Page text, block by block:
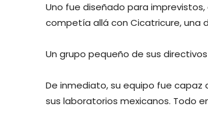
Uno fue diseñado para
competía allá con Cicatricure, una
Un grupo pequeño de sus
De inmediato, su equipo fue
sus laboratorios mexicanos. Todo